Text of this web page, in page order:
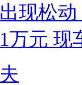
现松
万元 现